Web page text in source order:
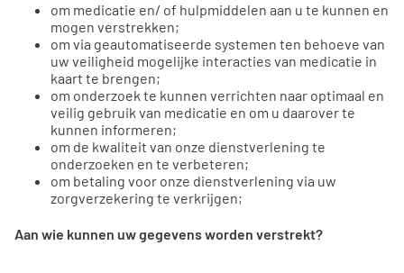
om medicatie en/ of hulpmiddelen aan u te kunnen en
mogen verstrekken;
om via geautomatiseerde systemen ten behoeve van
uw veiligheid mogelijke interacties van medicatie in
kaart te brengen;
om onderzoek te kunnen verrichten naar optimaal en
veilig gebruik van medicatie en om u daarover te
kunnen informeren;
om de kwaliteit van onze dienstverlening te
onderzoeken en te verbeteren;
om betaling voor onze dienstverlening via uw
zorgverzekering te verkrijgen;
Aan wie kunnen uw gegevens worden verstrekt?